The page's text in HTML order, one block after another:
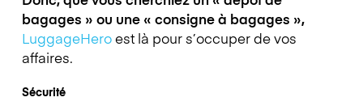
bagages » ou une « consigne à bagages »,
LuggageHeroest là pour s’occuper de vos
affaires.
Sécurité